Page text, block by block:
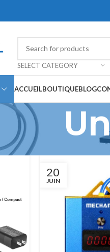
SELECT CATEGORY
ACCUEILBOUTIQUEBLOG
20
JUIN